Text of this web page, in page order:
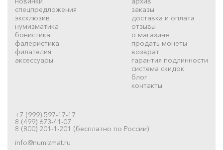
спецпредложения
эксклюзив
нумизматика
бонистика
фалеристика
филателия
аксессуары
заказы
доставка и оплата
отзывы
о магазине
продать монеты
возврат
гарантия подлинности
система скидок
блог
контакты
+7 (999) 597-17-17
8 (499) 673-41-07
8 (800) 201-1-201 (бесплатно по России)
info@numizmat.ru